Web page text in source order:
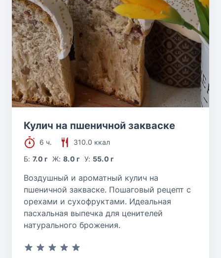
Кулич на пшеничной закваске
6 ч.
310.0 ккал
Б:7.0 г Ж: 8.0 г У: 55.0 г
Воздушный и ароматный кулич на
пшеничной закваске. Пошаговый рецепт с
орехами и сухофруктами. Идеальная
пасхальная выпечка для ценителей
натурального брожения.